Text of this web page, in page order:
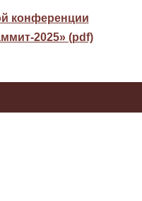
конференции
2025» (pdf)